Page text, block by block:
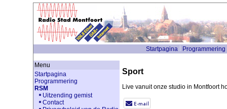
Startpagina Programmering
Menu
Startpagina
Programmering
RSM
Uitzending gemist
Contact
Sport
Live vanuit onze studio in Montfoort